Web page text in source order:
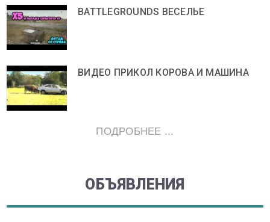
BATTLEGROUNDS ВЕСЕЛЬЕ
ВИДЕО ПРИКОЛ КОРОВА И МАШИНА
ПОДРОБНЕЕ ...
ОБЪЯВЛЕНИЯ